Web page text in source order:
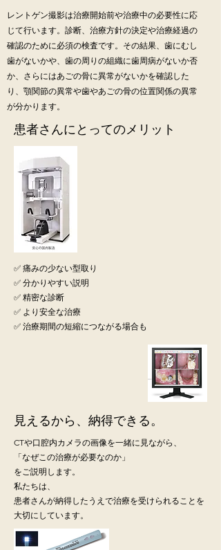
レントゲン撮影は治療開始前や治療中の必要性に応
じて行います。診断、治療方針の決定や治療経過の
確認のために必須の検査です。その結果、歯にむし
歯がないかや、歯の周りの組織に歯周病がないか否
か、さらにはあごの骨に異常がないかを確認した
り、顎関節の異常や歯やあごの骨の位置関係の異常
が分かります。
患者さんにとってのメリット
✅ 痛みの少ない型取り
✅ 分かりやすい説明
✅ 精密な診断
✅ より安全な治療
✅ 治療期間の短縮につながる場合も
見えるから、納得できる。
CTや口腔内カメラの画像を一緒に見ながら、
「なぜこの治療が必要なのか」
をご説明します。
私たちは、
患者さんが納得したうえで治療を受けられることを
大切にしています。